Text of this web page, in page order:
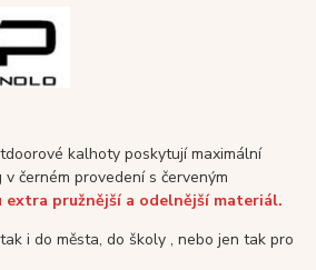
kalhoty poskytují maximální
černém provedení s červeným
extra pružnější a odelnější materiál.
i do města, do školy , nebo jen tak pro